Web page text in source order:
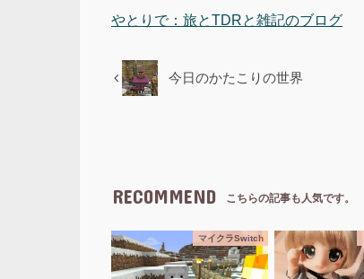
やとりで：旅とTDRと雑記のブログ
今日のかたこりの世界
RECOMMEND こちらの記事も人気です。
マイクラSwitch